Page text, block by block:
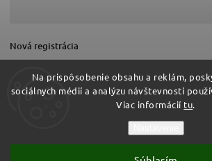
Na prispôsobenie obsahu a reklám,
sociálnych médií a analýzu návštevnosti
Viac informácií tu.
Nová registrácia
Zabudnuté heslo
Hurá do školy. Všetky
Upraviť nastavenie